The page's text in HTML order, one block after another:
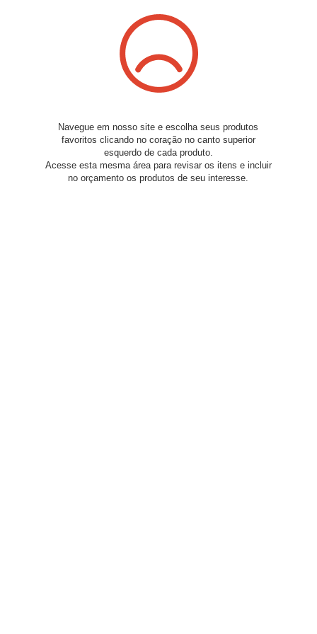
Navegue em nosso site e escolha seus produtos
favoritos clicando no coração no canto superior
esquerdo de cada produto.
Acesse esta mesma área para revisar os itens e incluir
no orçamento os produtos de seu interesse.